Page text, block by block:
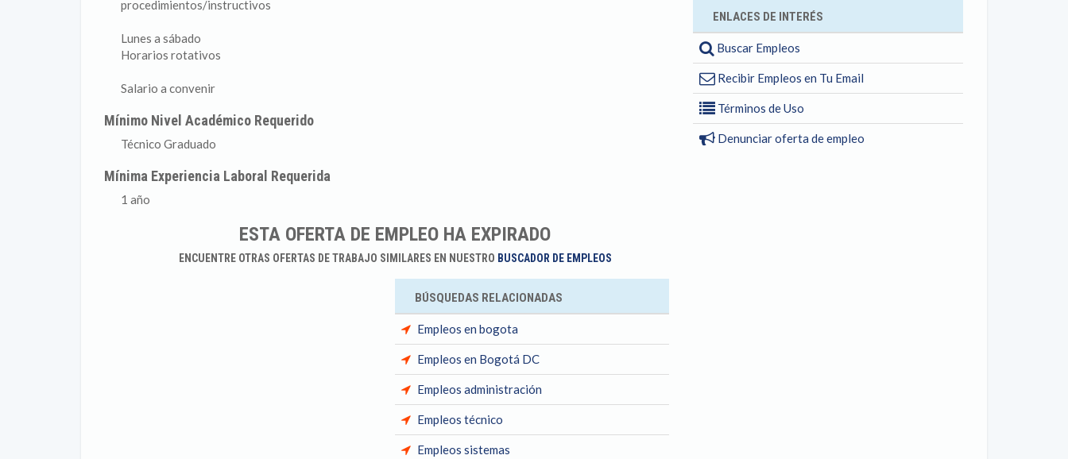
procedimientos/instructivos
Lunes a sábado
Horarios rotativos
Salario a convenir
Mínimo Nivel Académico Requerido
Técnico Graduado
Mínima Experiencia Laboral Requerida
1 año
ESTA OFERTA DE EMPLEO HA EXPIRADO
ENCUENTRE OTRAS OFERTAS DE TRABAJO SIMILARES EN NUESTRO BUSCADOR DE EMPLEOS
BÚSQUEDAS RELACIONADAS
Empleos en bogota
Empleos en Bogotá DC
Empleos administración
Empleos técnico
Empleos sistemas
ENLACES DE INTERÉS
Buscar Empleos
Recibir Empleos en Tu Email
Términos de Uso
Denunciar oferta de empleo